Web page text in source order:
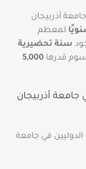
أذربيجان
لمعظم
سنة تحضيرية
قدرها 5,000
أذربيجان
في جامعة